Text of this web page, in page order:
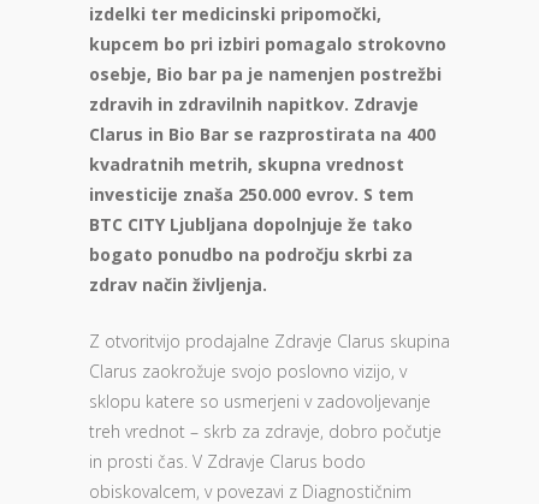
izdelki ter medicinski pripomočki,
kupcem bo pri izbiri pomagalo strokovno
osebje, Bio bar pa je namenjen postrežbi
zdravih in zdravilnih napitkov. Zdravje
Clarus in Bio Bar se razprostirata na 400
kvadratnih metrih, skupna vrednost
investicije znaša 250.000 evrov. S tem
BTC CITY Ljubljana dopolnjuje že tako
bogato ponudbo na področju skrbi za
zdrav način življenja.
Z otvoritvijo prodajalne Zdravje Clarus skupina
Clarus zaokrožuje svojo poslovno vizijo, v
sklopu katere so usmerjeni v zadovoljevanje
treh vrednot – skrb za zdravje, dobro počutje
in prosti čas. V Zdravje Clarus bodo
obiskovalcem, v povezavi z Diagnostičnim